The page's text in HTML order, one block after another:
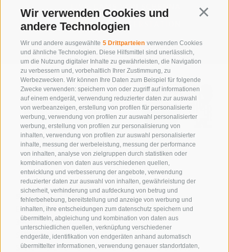
Wir verwenden Cookies und
andere Technologien
Wir und andere ausgewählte 5 Drittparteien verwenden Cookies
und ähnliche Technologien. Diese Hilfsmittel sind unerlässlich,
um die Nutzung digitaler Inhalte zu gewährleisten, die Navigation
zu verbessern und, vorbehaltlich Ihrer Zustimmung, zu
Werbezwecken. Wir können Ihre Daten zum Beispiel für folgende
Zwecke verwenden: speichern von oder zugriff auf informationen
auf einem endgerät, verwendung reduzierter daten zur auswahl
von werbeanzeigen, erstellung von profilen für personalisierte
werbung, verwendung von profilen zur auswahl personalisierter
werbung, erstellung von profilen zur personalisierung von
inhalten, verwendung von profilen zur auswahl personalisierter
inhalte, messung der werbeleistung, messung der performance
von inhalten, analyse von zielgruppen durch statistiken oder
kombinationen von daten aus verschiedenen quellen,
entwicklung und verbesserung der angebote, verwendung
reduzierter daten zur auswahl von inhalten, gewährleistung der
sicherheit, verhinderung und aufdeckung von betrug und
fehlerbehebung, bereitstellung und anzeige von werbung und
inhalten, ihre entscheidungen zum datenschutz speichern und
übermitteln, abgleichung und kombination von daten aus
unterschiedlichen quellen, verknüpfung verschiedener
endgeräte, identifikation von endgeräten anhand automatisch
übermittelter informationen, verwendung genauer standortdaten,
LIVE-CAMS VON SCHENNA
WETTERSTATION
SÜDTIROL CLASSIC CLUB
ERZHERZOG-JOHANN-PLATZ 1/D
39017SCHENNA
SÜDTIROL
SIE ERREICHEN UNS UNTER:+39 0473 945669